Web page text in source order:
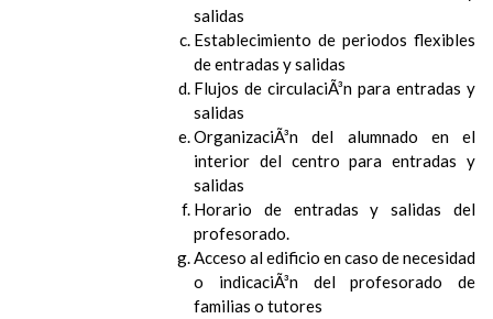
salidas
Establecimiento de periodos flexibles
de entradas y salidas
Flujos de circulaciÃ³n para entradas y
salidas
OrganizaciÃ³n del alumnado en el
interior del centro para entradas y
salidas
Horario de entradas y salidas del
profesorado.
Acceso al edificio en caso de necesidad
o indicaciÃ³n del profesorado de
familias o tutores